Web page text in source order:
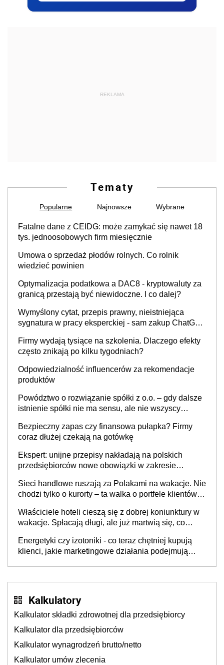
REKLAMA
Tematy
Popularne Najnowsze Wybrane
Fatalne dane z CEIDG: może zamykać się nawet 18
tys. jednoosobowych firm miesięcznie
Umowa o sprzedaż płodów rolnych. Co rolnik
wiedzieć powinien
Optymalizacja podatkowa a DAC8 - kryptowaluty za
granicą przestają być niewidoczne. I co dalej?
Wymyślony cytat, przepis prawny, nieistniejąca
sygnatura w pracy eksperckiej - sam zakup ChatGPT
Firmy wydają tysiące na szkolenia. Dlaczego efekty
często znikają po kilku tygodniach?
Odpowiedzialność influencerów za rekomendacje
produktów
Powództwo o rozwiązanie spółki z o.o. – gdy dalsze
istnienie spółki nie ma sensu, ale nie wszyscy
Bezpieczny zapas czy finansowa pułapka? Firmy
coraz dłużej czekają na gotówkę
Ekspert: unijne przepisy nakładają na polskich
przedsiębiorców nowe obowiązki w zakresie
Sieci handlowe ruszają za Polakami na wakacje. Nie
chodzi tylko o kurorty – ta walka o portfele klientów
cichu
Właściciele hoteli cieszą się z dobrej koniunktury w
wakacje. Spłacają długi, ale już martwią się, co
Energetyki czy izotoniki - co teraz chętniej kupują
klienci, jakie marketingowe działania podejmują
Kalkulatory
Kalkulator składki zdrowotnej dla przedsiębiorcy
Kalkulator dla przedsiębiorców
Kalkulator wynagrodzeń brutto/netto
Kalkulator umów zlecenia